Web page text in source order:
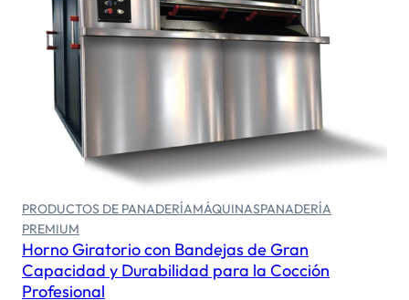
Seleccionar opciones
PRODUCTOS DE PANADERÍAMÁQUINASPANADERÍA
PREMIUM
Horno Giratorio con Bandejas de Gran
Capacidad y Durabilidad para la Cocción
Profesional